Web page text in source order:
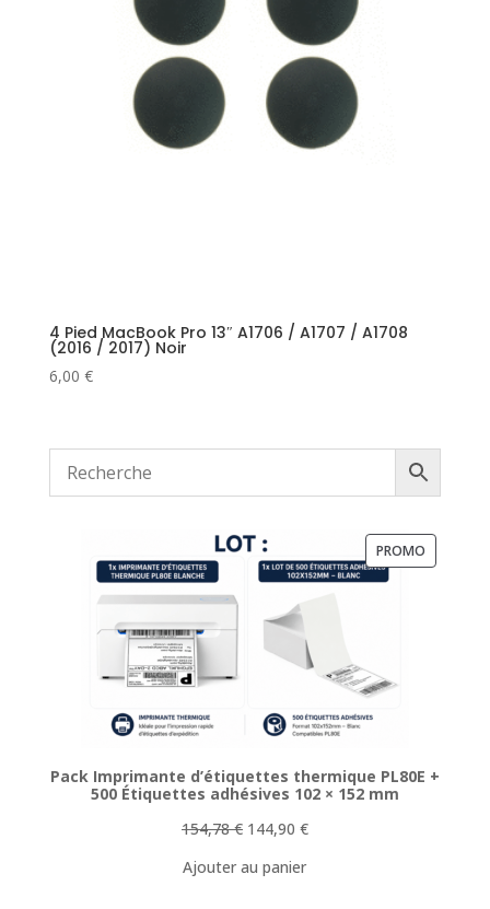
4 Pied MacBook Pro 13″ A1706 / A1707 / A1708
(2016 / 2017) Noir
6,00 €
PROMO
Pack Imprimante d’étiquettes thermique PL80E +
500 Étiquettes adhésives 102 × 152 mm
154,78€ Le
initial
144,90 €Le
Ajouter au panier